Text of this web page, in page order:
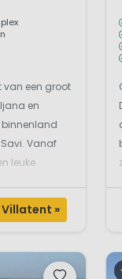
van een groot
en
binnenland
Vanaf
leuke
dan
Villatent »